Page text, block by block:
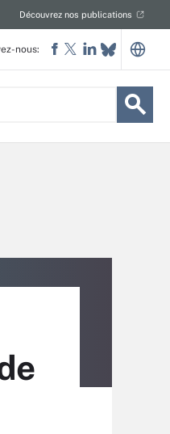
Découvrez nos publications
nous: